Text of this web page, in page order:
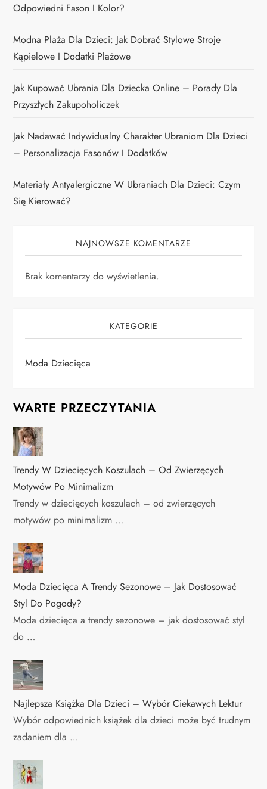
Odpowiedni Fason I Kolor?
Modna Plaża Dla Dzieci: Jak Dobrać Stylowe Stroje
Kąpielowe I Dodatki Plażowe
Jak Kupować Ubrania Dla Dziecka Online – Porady Dla
Przyszłych Zakupoholiczek
Jak Nadawać Indywidualny Charakter Ubraniom Dla Dzieci
– Personalizacja Fasonów I Dodatków
Materiały Antyalergiczne W Ubraniach Dla Dzieci: Czym
Się Kierować?
NAJNOWSZE KOMENTARZE
Brak komentarzy do wyświetlenia.
KATEGORIE
Moda Dziecięca
WARTE PRZECZYTANIA
Trendy W Dziecięcych Koszulach – Od Zwierzęcych
Motywów Po Minimalizm
Trendy w dziecięcych koszulach – od zwierzęcych
motywów po minimalizm …
Moda Dziecięca A Trendy Sezonowe – Jak Dostosować
Styl Do Pogody?
Moda dziecięca a trendy sezonowe – jak dostosować styl
do …
Najlepsza Książka Dla Dzieci – Wybór Ciekawych Lektur
Wybór odpowiednich książek dla dzieci może być trudnym
zadaniem dla …